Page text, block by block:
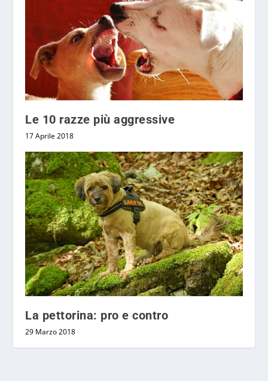
Le 10 razze più aggressive
17 Aprile 2018
La pettorina: pro e contro
29 Marzo 2018